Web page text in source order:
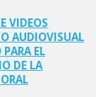
VIDEOS
AUDIOVISUAL
EL
DE LA